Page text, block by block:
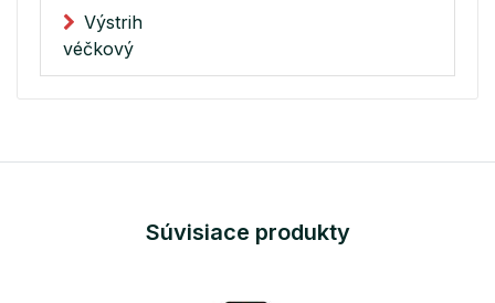
Výstrih
véčkový
Súvisiace produkty